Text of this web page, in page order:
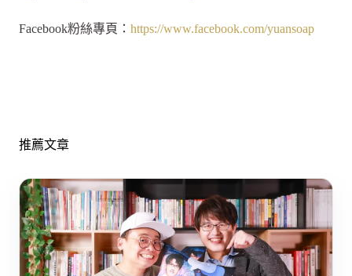
Facebook粉絲專頁： https://www.facebook.com/yuansoap
推薦文章